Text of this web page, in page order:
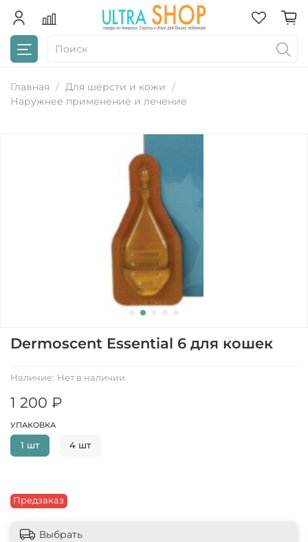
Главная
Для шерсти и кожи
Наружнее применение и лечение
Наличие: Нет в наличии
Предзаказ
Dermoscent Essential 6 для кошек
1 200 ₽
УПАКОВКА
1 шт 4 шт
Выбрать